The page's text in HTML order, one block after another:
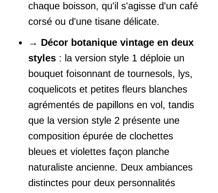
chaque boisson, qu'il s'agisse d'un café
corsé ou d'une tisane délicate.
→ Décor botanique vintage en deux
styles : la version style 1 déploie un
bouquet foisonnant de tournesols, lys,
coquelicots et petites fleurs blanches
agrémentés de papillons en vol, tandis
que la version style 2 présente une
composition épurée de clochettes
bleues et violettes façon planche
naturaliste ancienne. Deux ambiances
distinctes pour deux personnalités